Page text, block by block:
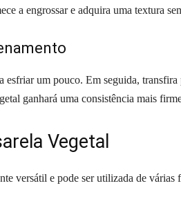
a engrossar e adquira uma textura
esfriar um pouco. Em seguida,
ganhará uma consistência mais
Vegetal
versátil e pode ser utilizada de várias